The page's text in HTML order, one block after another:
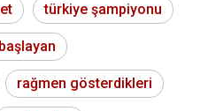
türkiye şampiyonu
rağmen gösterdikleri